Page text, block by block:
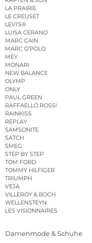
LA PRAIRIE
LE CREUSET
LEVI’S®
LUISA CERANO
MARC CAIN
MARC O’POLO
MEY
MONARI
NEW BALANCE
OLYMP
ONLY
PAUL GREEN
RAFFAELLO ROSSI
RAINKISS
REPLAY
SAMSONITE
SATCH
SMEG
STEP BY STEP
TOM FORD
TOMMY HILFIGER
TRIUMPH
VEJA
VILLEROY & BOCH
WELLENSTEYN
LES VISIONNAIRES
Damenmode & Schuhe